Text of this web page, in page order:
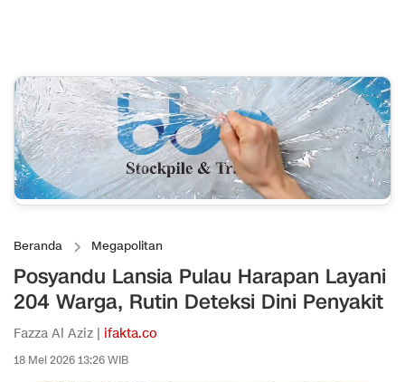
Beranda Megapolitan
Posyandu Lansia Pulau Harapan Layani
204 Warga, Rutin Deteksi Dini Penyakit
Fazza Al Aziz | ifakta.co
18 Mei 2026 13:26 WIB